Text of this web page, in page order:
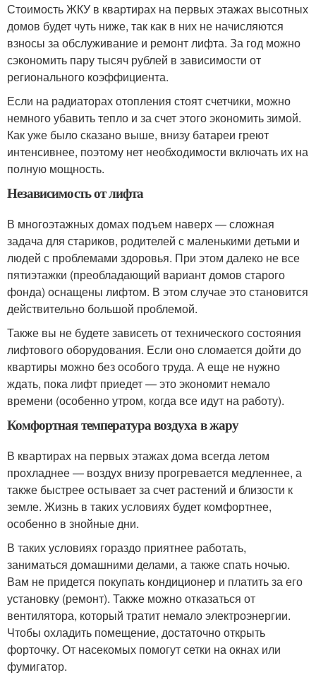
Стоимость ЖКУ в квартирах на первых этажах высотных
домов будет чуть ниже, так как в них не начисляются
взносы за обслуживание и ремонт лифта. За год можно
сэкономить пару тысяч рублей в зависимости от
регионального коэффициента.
Если на радиаторах отопления стоят счетчики, можно
немного убавить тепло и за счет этого экономить зимой.
Как уже было сказано выше, внизу батареи греют
интенсивнее, поэтому нет необходимости включать их на
полную мощность.
Независимость от лифта
В многоэтажных домах подъем наверх — сложная
задача для стариков, родителей с маленькими детьми и
людей с проблемами здоровья. При этом далеко не все
пятиэтажки (преобладающий вариант домов старого
фонда) оснащены лифтом. В этом случае это становится
действительно большой проблемой.
Также вы не будете зависеть от технического состояния
лифтового оборудования. Если оно сломается дойти до
квартиры можно без особого труда. А еще не нужно
ждать, пока лифт приедет — это экономит немало
времени (особенно утром, когда все идут на работу).
Комфортная температура воздуха в жару
В квартирах на первых этажах дома всегда летом
прохладнее — воздух внизу прогревается медленнее, а
также быстрее остывает за счет растений и близости к
земле. Жизнь в таких условиях будет комфортнее,
особенно в знойные дни.
В таких условиях гораздо приятнее работать,
заниматься домашними делами, а также спать ночью.
Вам не придется покупать кондиционер и платить за его
установку (ремонт). Также можно отказаться от
вентилятора, который тратит немало электроэнергии.
Чтобы охладить помещение, достаточно открыть
форточку. От насекомых помогут сетки на окнах или
фумигатор.